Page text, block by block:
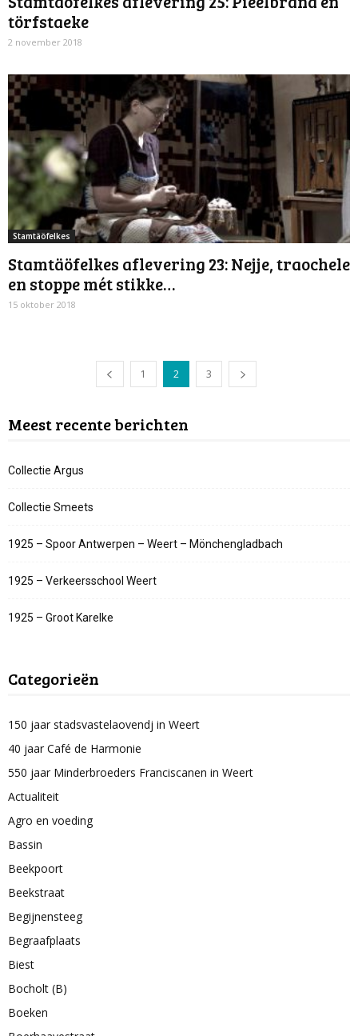
törfstaeke
2 november 2018
Stamtäöfelkes
Stamtäöfelkes aflevering 23: Nejje, traochele
en stoppe mét stikke…
15 oktober 2018
1 2 3
Meest recente berichten
Collectie Argus
Collectie Smeets
1925 – Spoor Antwerpen – Weert – Mönchengladbach
1925 – Verkeersschool Weert
1925 – Groot Karelke
Categorieën
150 jaar stadsvastelaovendj in Weert
40 jaar Café de Harmonie
550 jaar Minderbroeders Franciscanen in Weert
Actualiteit
Agro en voeding
Bassin
Beekpoort
Beekstraat
Begijnensteeg
Begraafplaats
Biest
Bocholt (B)
Boeken